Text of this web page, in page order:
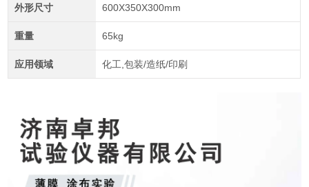
外形尺寸 600X350X300mm
重量 65kg
应用领域 化工,包装/造纸/印刷